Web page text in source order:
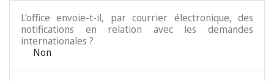
L’office envoie-t-il, par courrier électronique, des
notifications en relation avec les demandes
internationales ?
Non